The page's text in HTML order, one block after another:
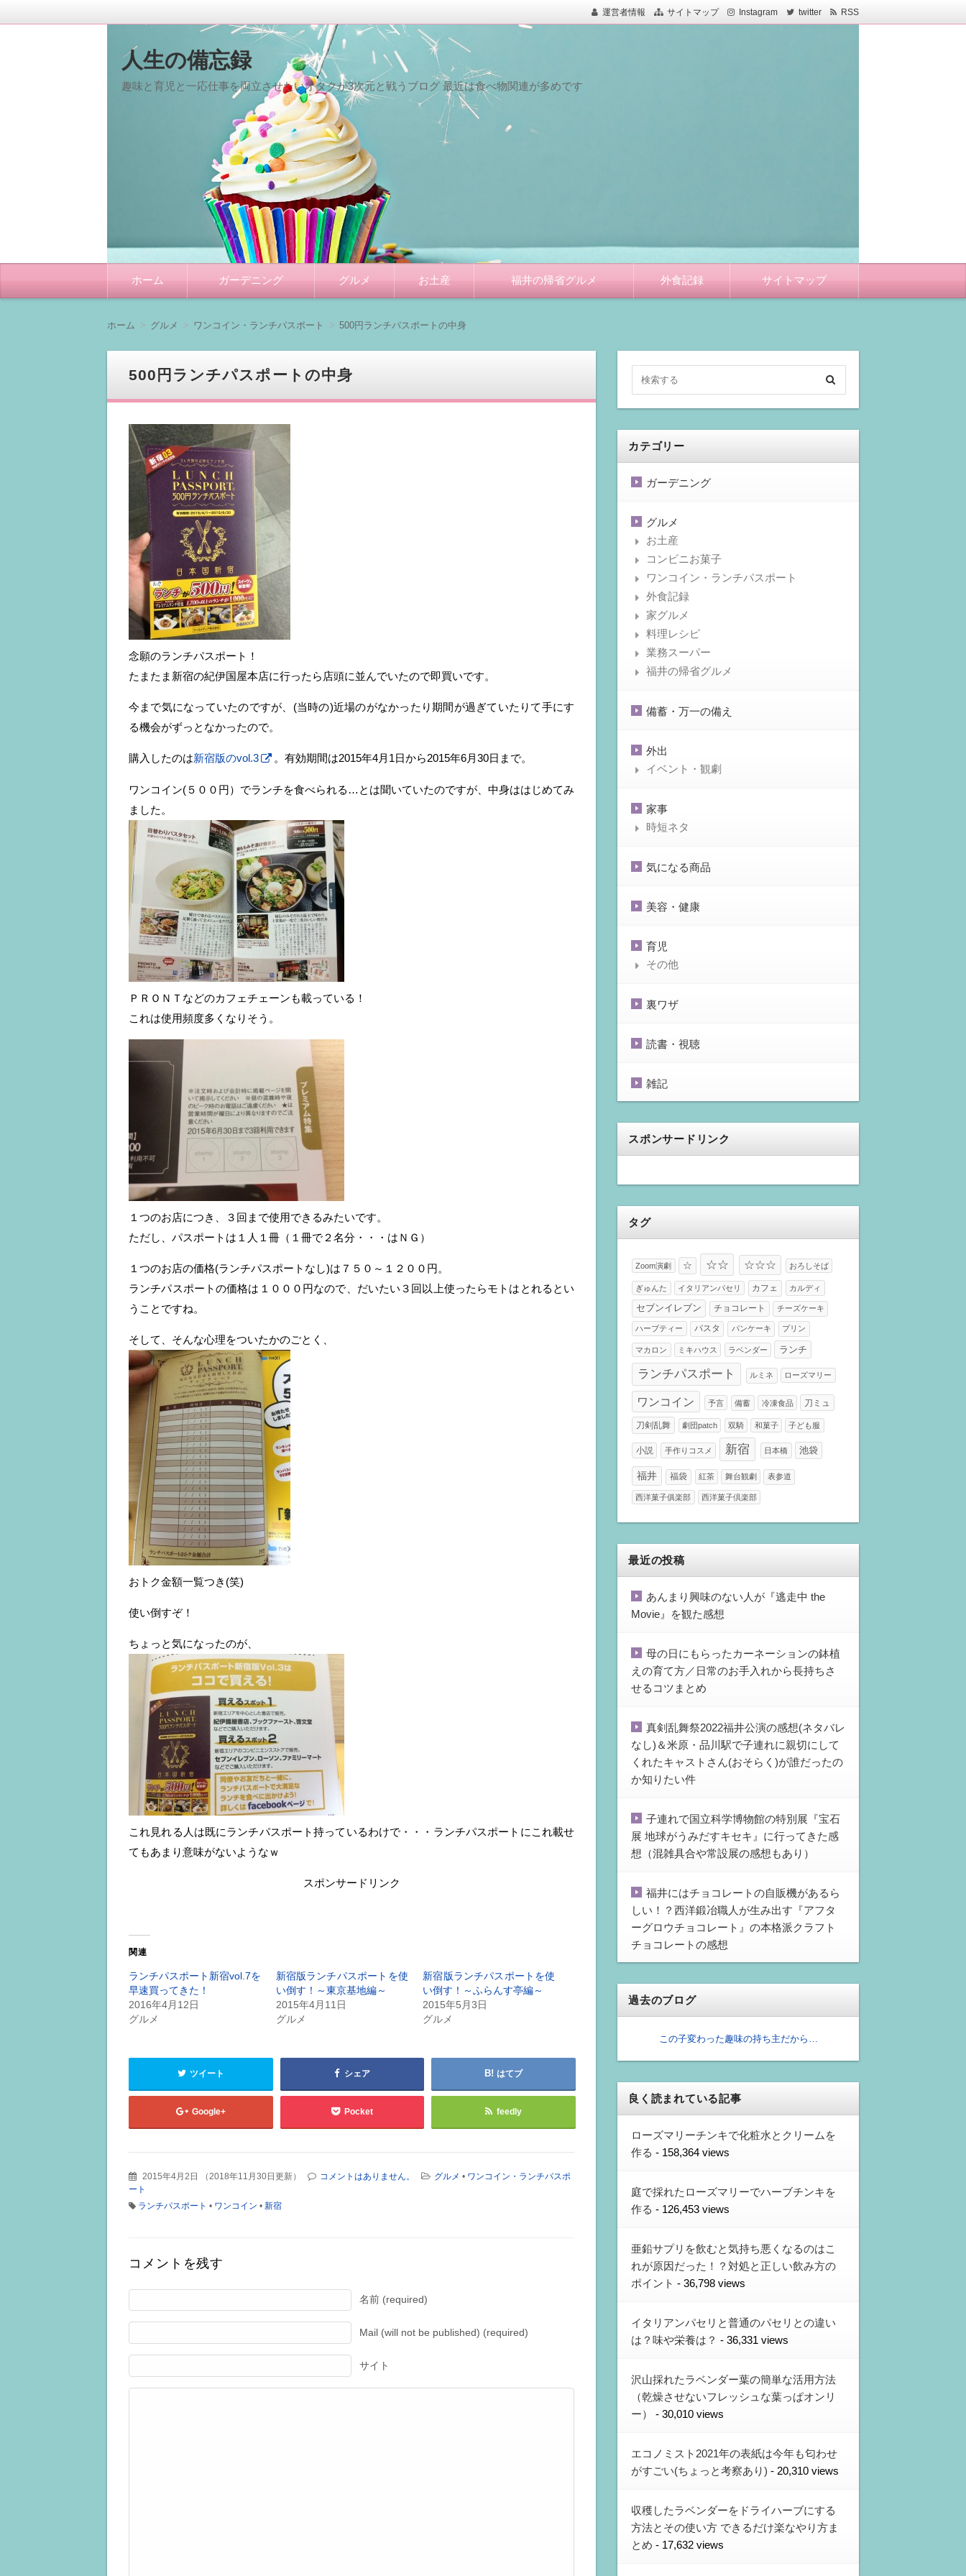
運営者情報 サイトマップ Instagram twitter RSS
人生の備忘録
趣味と育児と一応仕事を両立させたいオタクが3次元と戦うブログ 最近は食べ物関連が多めです
ホーム ガーデニング グルメ お土産 福井の帰省グルメ 外食記録 サイトマップ
ホーム グルメ ワンコイン・ランチパスポート 500円ランチパスポートの中身
500円ランチパスポートの中身
念願のランチパスポート！
たまたま新宿の紀伊国屋本店に行ったら店頭に並んでいたので即買いです。
今まで気になっていたのですが、(当時の)近場のがなかったり期間が過ぎていたりて手にす
る機会がずっとなかったので。
購入したのは新宿版のvol.3 。有効期間は2015年4月1日から2015年6月30日まで。
ワンコイン(５００円）でランチを食べられる…とは聞いていたのですが、中身ははじめてみ
ました。
ＰＲＯＮＴなどのカフェチェーンも載っている！
これは使用頻度多くなりそう。
１つのお店につき、３回まで使用できるみたいです。
ただし、パスポートは１人１冊（１冊で２名分・・・はＮＧ）
１つのお店の価格(ランチパスポートなし)は７５０～１２００円。
ランチパスポートの価格は１０００円なので、だいたい３回以上使ったらモトはとれるとい
うことですね。
そして、そんな心理をついたかのごとく、
おトク金額一覧つき(笑)
使い倒すぞ！
ちょっと気になったのが、
これ見れる人は既にランチパスポート持っているわけで・・・ランチパスポートにこれ載せ
てもあまり意味がないようなｗ
スポンサードリンク
関連
ランチパスポート新宿vol.7を
早速買ってきた！
2016年4月12日
グルメ
新宿版ランチパスポートを使
い倒す！～東京基地編～
2015年4月11日
グルメ
新宿版ランチパスポートを使
い倒す！～ふらんす亭編～
2015年5月3日
グルメ
ツイート シェア はてブ
Google+ Pocket feedly
2015年4月2日 （2018年11月30日更新） コメントはありません。 グルメ • ワンコイン・ランチパスポ
ート
ランチパスポート • ワンコイン • 新宿
コメントを残す
名前 (required)
Mail (will not be published) (required)
サイト
カテゴリー
ガーデニング
グルメ
お土産
コンビニお菓子
ワンコイン・ランチパスポート
外食記録
家グルメ
料理レシピ
業務スーパー
福井の帰省グルメ
備蓄・万一の備え
外出
イベント・観劇
家事
時短ネタ
気になる商品
美容・健康
育児
その他
裏ワザ
読書・視聴
雑記
スポンサードリンク
タグ
Zoom演劇 ☆ ☆☆ ☆☆☆ おろしそば
ぎゅんた イタリアンパセリ カフェ カルディ
セブンイレブン チョコレート チーズケーキ
ハーブティー パスタ パンケーキ プリン
マカロン ミキハウス ラベンダー ランチ
ランチパスポート ルミネ ローズマリー
ワンコイン 予言 備蓄 冷凍食品 刀ミュ
刀剣乱舞 劇団patch 双騎 和菓子 子ども服
小説 手作りコスメ 新宿 日本橋 池袋
福井 福袋 紅茶 舞台観劇 表参道
西洋菓子俱楽部 西洋菓子倶楽部
最近の投稿
あんまり興味のない人が『逃走中 the
Movie』を観た感想
母の日にもらったカーネーションの鉢植
えの育て方／日常のお手入れから長持ちさ
せるコツまとめ
真剣乱舞祭2022福井公演の感想(ネタバレ
なし)＆米原・品川駅で子連れに親切にして
くれたキャストさん(おそらく)が誰だったの
か知りたい件
子連れで国立科学博物館の特別展『宝石
展 地球がうみだすキセキ』に行ってきた感
想（混雑具合や常設展の感想もあり）
福井にはチョコレートの自販機があるら
しい！？西洋鍛冶職人が生み出す『アフタ
ーグロウチョコレート』の本格派クラフト
チョコレートの感想
過去のブログ
この子変わった趣味の持ち主だから…
良く読まれている記事
ローズマリーチンキで化粧水とクリームを
作る - 158,364 views
庭で採れたローズマリーでハーブチンキを
作る - 126,453 views
亜鉛サプリを飲むと気持ち悪くなるのはこ
れが原因だった！？対処と正しい飲み方の
ポイント - 36,798 views
イタリアンパセリと普通のパセリとの違い
は？味や栄養は？ - 36,331 views
沢山採れたラベンダー葉の簡単な活用方法
（乾燥させないフレッシュな葉っぱオンリ
ー）
- 30,010 views
エコノミスト2021年の表紙は今年も匂わせ
がすごい(ちょっと考察あり) - 20,310 views
収穫したラベンダーをドライハーブにする
方法とその使い方 できるだけ楽なやり方ま
とめ - 17,632 views